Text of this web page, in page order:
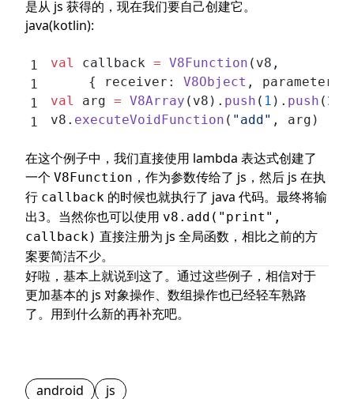
是从 js 获得的，现在我们要自己创建它。
java(kotlin):
val callback = V8Function (v8,
		{ receiver:
V8Object ,
val
arg = V8Array (v8). push ( 1 ). push ( 2
v8. executeVoidFunction ( "add" , arg)
在这个例子中，我们直接使用 lambda 表达式创建了
一个V8Function ，作为参数传给了 js，然后 js 在执
行 callback 的时候也就执行了 java 代码。最终将输
出3。当然你也可以使用 v8.add("print",
callback) 直接注册为 js 全局函数，相比之前的方
案要简洁不少。
好啦，基本上就说到这了。通过这些例子，相信对于
更加基本的 js 对象操作、数组操作也已经轻车熟路
了。用到什么新的再补充吧。
android js